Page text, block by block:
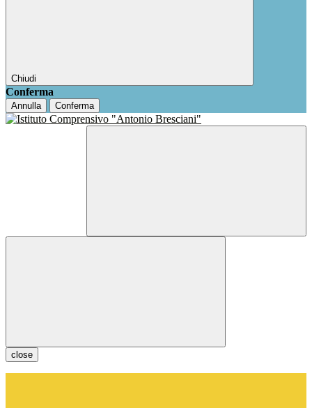
Chiudi
Conferma
Annulla Conferma
close